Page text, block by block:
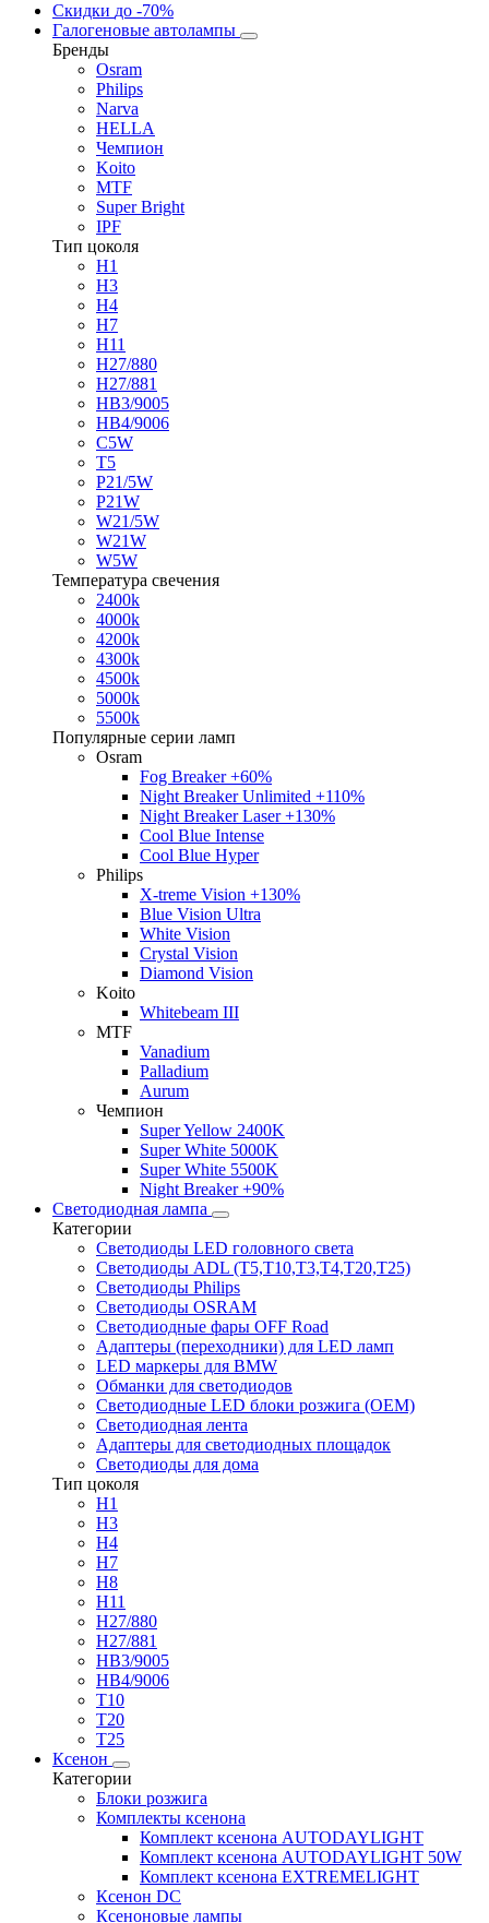
Скидки до -70%
Галогеновые автолампы
Бренды
Osram
Philips
Narva
HELLA
Чемпион
Koito
MTF
Super Bright
IPF
Тип цоколя
H1
H3
H4
H7
H11
H27/880
H27/881
HB3/9005
HB4/9006
C5W
T5
P21/5W
P21W
W21/5W
W21W
W5W
Температура свечения
2400k
4000k
4200k
4300k
4500k
5000k
5500k
Популярные серии ламп
Osram
Fog Breaker +60%
Night Breaker Unlimited +110%
Night Breaker Laser +130%
Cool Blue Intense
Cool Blue Hyper
Philips
X-treme Vision +130%
Blue Vision Ultra
White Vision
Crystal Vision
Diamond Vision
Koito
Whitebeam III
MTF
Vanadium
Palladium
Aurum
Чемпион
Super Yellow 2400K
Super White 5000K
Super White 5500K
Night Breaker +90%
Светодиодная лампа
Категории
Светодиоды LED головного света
Светодиоды ADL (T5,T10,T3,T4,T20,T25)
Светодиоды Philips
Светодиоды OSRAM
Светодиодные фары OFF Road
Адаптеры (переходники) для LED ламп
LED маркеры для BMW
Обманки для светодиодов
Светодиодные LED блоки розжига (OEM)
Светодиодная лента
Адаптеры для светодиодных площадок
Светодиоды для дома
Тип цоколя
H1
H3
H4
H7
H8
H11
H27/880
H27/881
HB3/9005
HB4/9006
T10
T20
T25
Ксенон
Категории
Блоки розжига
Комплекты ксенона
Комплект ксенона AUTODAYLIGHT
Комплект ксенона AUTODAYLIGHT 50W
Комплект ксенона EXTREMELIGHT
Ксенон DC
Ксеноновые лампы